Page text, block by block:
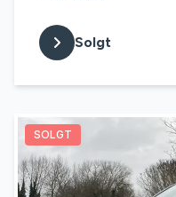
Solgt
SOLGT